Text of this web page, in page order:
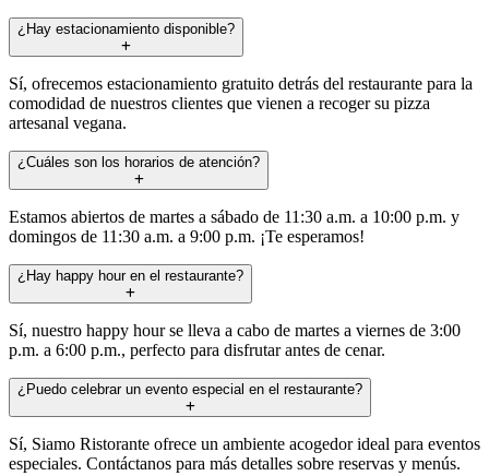
¿Hay estacionamiento disponible?
Sí, ofrecemos estacionamiento gratuito detrás del restaurante para la
comodidad de nuestros clientes que vienen a recoger su pizza
artesanal vegana.
¿Cuáles son los horarios de atención?
Estamos abiertos de martes a sábado de 11:30 a.m. a 10:00 p.m. y
domingos de 11:30 a.m. a 9:00 p.m. ¡Te esperamos!
¿Hay happy hour en el restaurante?
Sí, nuestro happy hour se lleva a cabo de martes a viernes de 3:00
p.m. a 6:00 p.m., perfecto para disfrutar antes de cenar.
¿Puedo celebrar un evento especial en el restaurante?
Sí, Siamo Ristorante ofrece un ambiente acogedor ideal para eventos
especiales. Contáctanos para más detalles sobre reservas y menús.